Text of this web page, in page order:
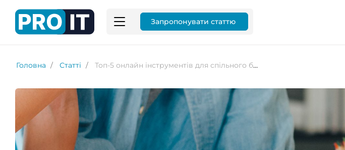
Запропонувати статтю
Головна Статті Топ-5 онлайн інструментів для спільного брейншторму